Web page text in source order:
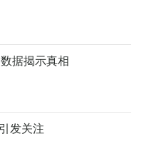
据揭示真相
发关注